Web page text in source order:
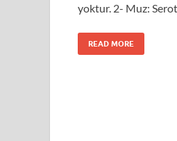
yoktur. 2- Muz:
READ MORE